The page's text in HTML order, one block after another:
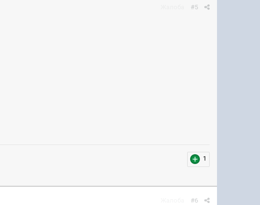
#5
1
#6